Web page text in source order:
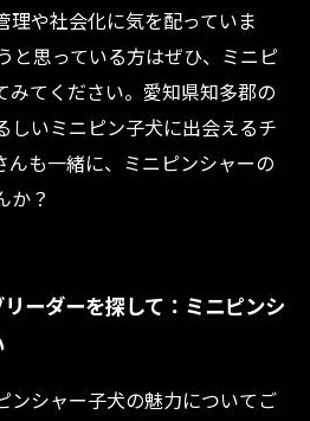
理や社会化に気を配っていま
と思っている方はぜひ、ミニピ
みてください。愛知県知多郡の
しいミニピン子犬に出会えるチ
んも一緒に、ミニピンシャーの
か？
ーダーを探して：ミニピンシ
ンシャー子犬の魅力についてご